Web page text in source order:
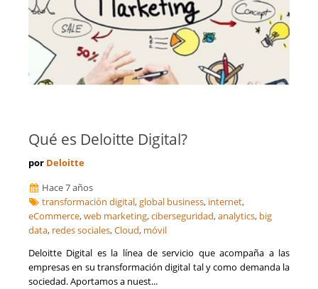
Qué es Deloitte Digital?
por Deloitte
Hace 7 años
transformación digital,global business, internet,
eCommerce,web marketing,ciberseguridad,analytics, big
data, redes sociales,Cloud, móvil
Deloitte Digital es la línea de servicio que acompaña a las
empresas en su transformación digital tal y como demanda la
sociedad. Aportamos a nuest...